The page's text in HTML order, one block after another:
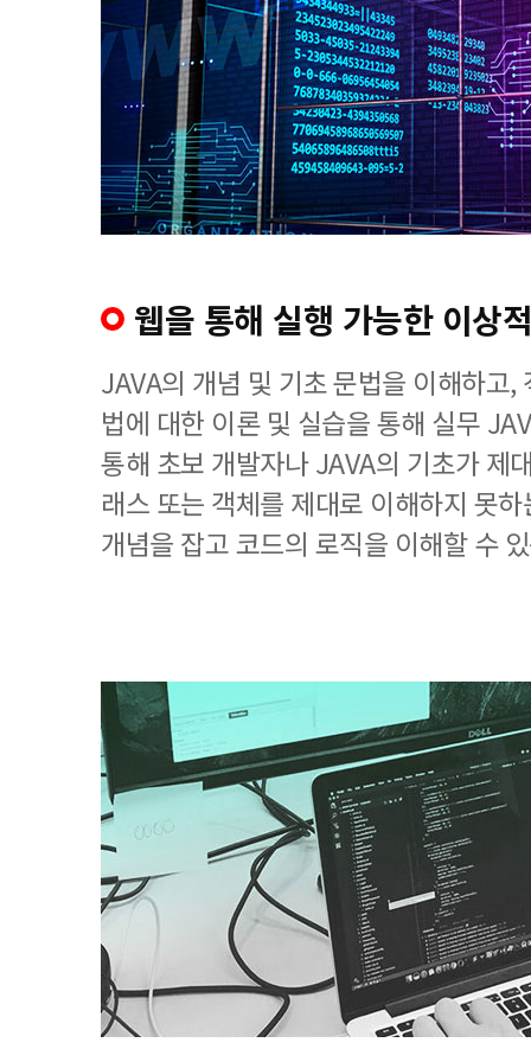
웹을 통해 실행 가능한 이상
JAVA의 개념 및 기초 문법을 이해하고,
법에 대한 이론 및 실습을 통해 실무
통해 초보 개발자나 JAVA의 기초가 제
래스 또는 객체를 제대로 이해하지 못
개념을 잡고 코드의 로직을 이해할 수